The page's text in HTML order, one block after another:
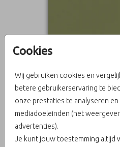
Cookies
Wij gebruiken cookies en
betere gebruikerservaring te
onze prestaties te analyseren
mediadoeleinden (het
advertenties).
Je kunt jouw toestemming altijd
Olijfgroen 16
Aantal x 1 Prijs: